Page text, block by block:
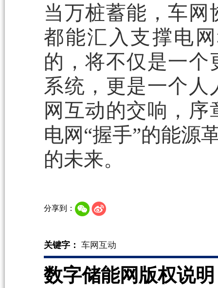
当万桩蓄能，车
都能汇入支撑电
的，将不仅是一
系统，更是一个
网互动的交响，
电网“握手”的能源
的未来。
分享到：
关键字： 车网互动
数字储能网版权说